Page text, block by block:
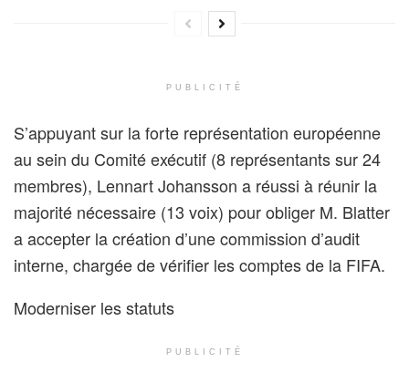
PUBLICITÉ
S’appuyant sur la forte représentation européenne
au sein du Comité exécutif (8 représentants sur 24
membres), Lennart Johansson a réussi à réunir la
majorité nécessaire (13 voix) pour obliger M. Blatter
a accepter la création d’une commission d’audit
interne, chargée de vérifier les comptes de la FIFA.
Moderniser les statuts
PUBLICITÉ